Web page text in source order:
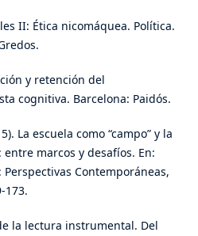
II: Ética nicomáquea. Política.
y retención del
cognitiva. Barcelona: Paidós.
La escuela como “campo” y la
marcos y desafíos. En:
Contemporáneas,
173.
la lectura instrumental. Del